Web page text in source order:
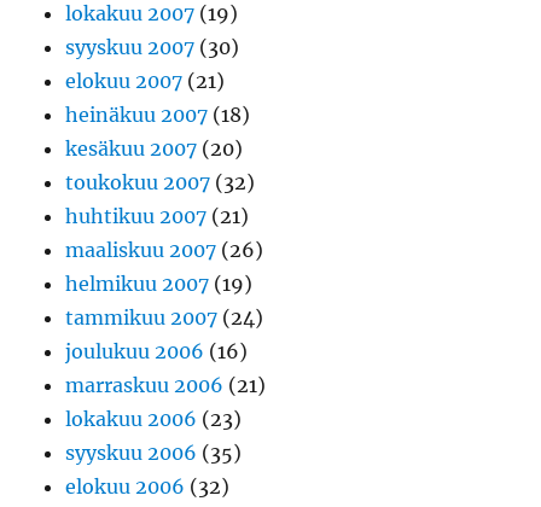
lokakuu 2007 (19)
syyskuu 2007 (30)
elokuu 2007 (21)
heinäkuu 2007 (18)
kesäkuu 2007 (20)
toukokuu 2007 (32)
huhtikuu 2007 (21)
maaliskuu 2007 (26)
helmikuu 2007 (19)
tammikuu 2007 (24)
joulukuu 2006 (16)
marraskuu 2006 (21)
lokakuu 2006 (23)
syyskuu 2006 (35)
elokuu 2006 (32)